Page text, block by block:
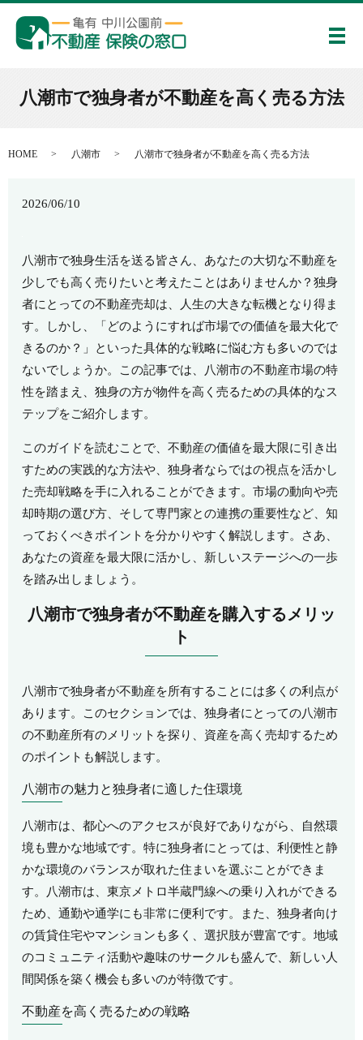
メ
八潮市で独身者が不動産を高く売る方法
HOME 八潮市 八潮市で独身者が不動産を高く売る方法
2026/06/10
八潮市で独身生活を送る皆さん、あなたの大切な不動産を
少しでも高く売りたいと考えたことはありませんか？独身
者にとっての不動産売却は、人生の大きな転機となり得ま
す。しかし、「どのようにすれば市場での価値を最大化で
きるのか？」といった具体的な戦略に悩む方も多いのでは
ないでしょうか。この記事では、八潮市の不動産市場の特
性を踏まえ、独身の方が物件を高く売るための具体的なス
テップをご紹介します。
このガイドを読むことで、不動産の価値を最大限に引き出
すための実践的な方法や、独身者ならではの視点を活かし
た売却戦略を手に入れることができます。市場の動向や売
却時期の選び方、そして専門家との連携の重要性など、知
っておくべきポイントを分かりやすく解説します。さあ、
あなたの資産を最大限に活かし、新しいステージへの一歩
を踏み出しましょう。
八潮市で独身者が不動産を購入するメリッ
ト
八潮市で独身者が不動産を所有することには多くの利点が
あります。このセクションでは、独身者にとっての八潮市
の不動産所有のメリットを探り、資産を高く売却するため
のポイントも解説します。
八潮市の魅力と独身者に適した住環境
八潮市は、都心へのアクセスが良好でありながら、自然環
境も豊かな地域です。特に独身者にとっては、利便性と静
かな環境のバランスが取れた住まいを選ぶことができま
す。八潮市は、東京メトロ半蔵門線への乗り入れができる
ため、通勤や通学にも非常に便利です。また、独身者向け
の賃貸住宅やマンションも多く、選択肢が豊富です。地域
のコミュニティ活動や趣味のサークルも盛んで、新しい人
間関係を築く機会も多いのが特徴です。
不動産を高く売るための戦略